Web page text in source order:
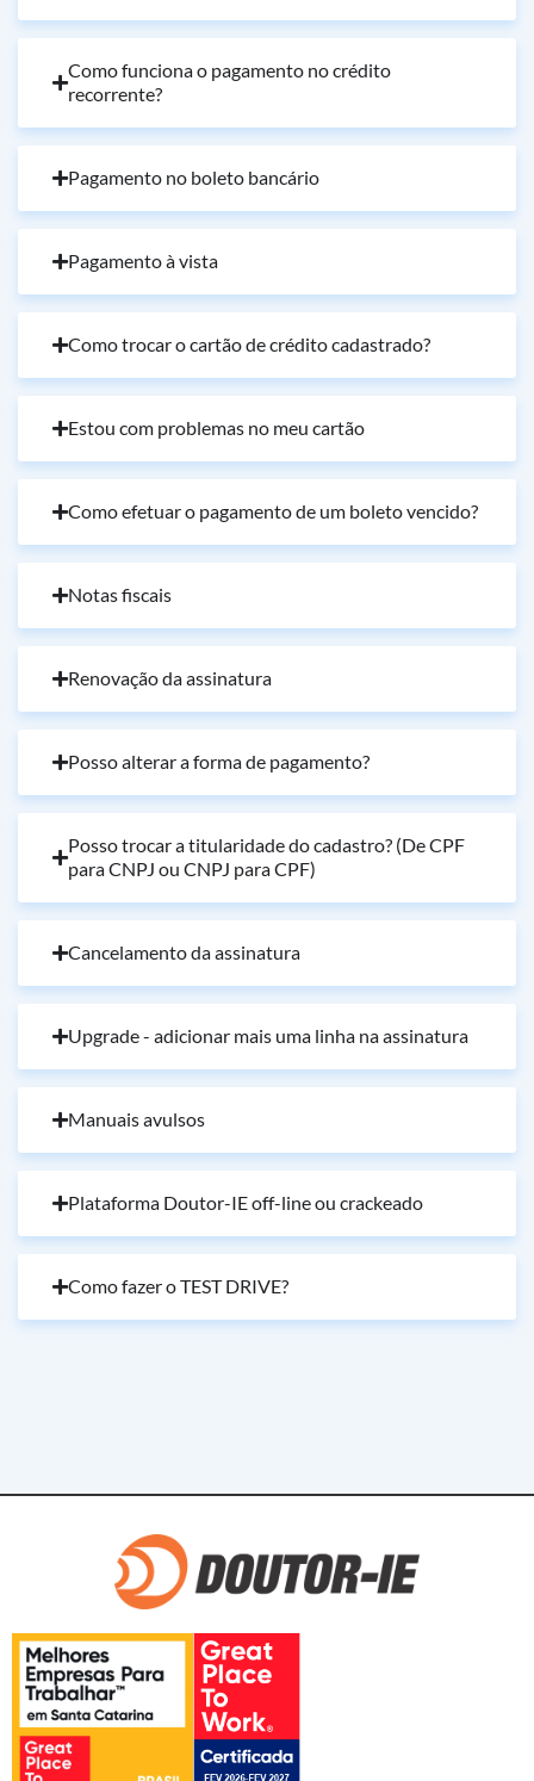
Como funciona o pagamento no crédito
recorrente?
Pagamento no boleto bancário
Pagamento à vista
Como trocar o cartão de crédito cadastrado?
Estou com problemas no meu cartão
Como efetuar o pagamento de um boleto vencido?
Notas fiscais
Renovação da assinatura
Posso alterar a forma de pagamento?
Posso trocar a titularidade do cadastro? (De CPF
para CNPJ ou CNPJ para CPF)
Cancelamento da assinatura
Upgrade - adicionar mais uma linha na assinatura
Manuais avulsos
Plataforma Doutor-IE off-line ou crackeado
Como fazer o TEST DRIVE?